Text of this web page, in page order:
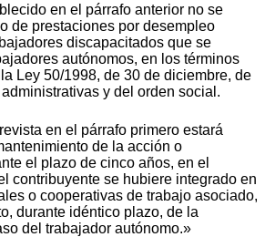
en el párrafo anterior no se
de prestaciones por desempleo
discapacitados que se
autónomos, en los términos
Ley 50/1998, de 30 de diciembre, de
y del orden social.
en el párrafo primero estará
de la acción o
el plazo de cinco años, en el
contribuyente se hubiere integrado en
o cooperativas de trabajo asociado,
durante idéntico plazo, de la
del trabajador autónomo.»